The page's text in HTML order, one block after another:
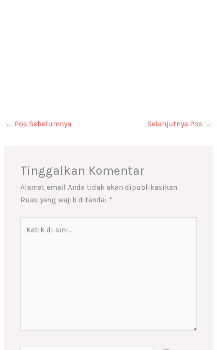
← Pos Sebelumnya Selanjutnya Pos →
Tinggalkan Komentar
Alamat email Anda tidak akan dipublikasikan.
Ruas yang wajib ditandai *